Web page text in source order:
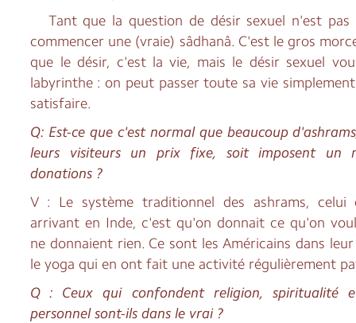
Tant que la question de désir sexuel n'est pas
commencer une (vraie) sâdhanâ. C'est le gros
que le désir, c'est la vie, mais le désir sexuel
labyrinthe : on peut passer toute sa vie
satisfaire.
Q: Est-ce que c'est normal que beaucoup
leurs visiteurs un prix fixe, soit imposent un
donations ?
V : Le système traditionnel des ashrams,
arrivant en Inde, c'est qu'on donnait ce qu'on
ne donnaient rien. Ce sont les Américains dans
le yoga qui en ont fait une activité régulièrement
Q : Ceux qui confondent religion, spiritualité
personnel sont-ils dans le vrai ?